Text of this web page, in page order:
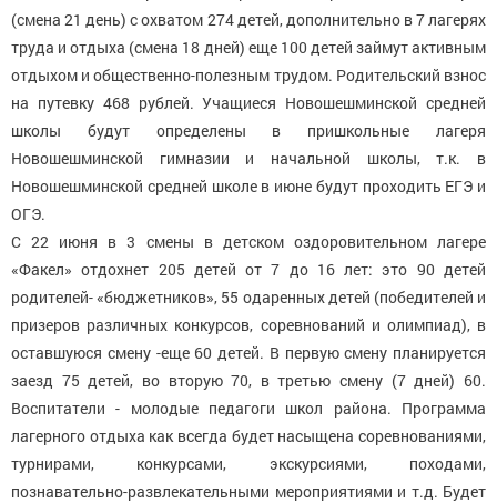
(смена 21 день) с охватом 274 детей, дополнительно в 7 лагерях
труда и отдыха (смена 18 дней) еще 100 детей займут активным
отдыхом и общественно-полезным трудом. Родительский взнос
на путевку 468 рублей. Учащиеся Новошешминской средней
школы будут определены в пришкольные лагеря
Новошешминской гимназии и начальной школы, т.к. в
Новошешминской средней школе в июне будут проходить ЕГЭ и
ОГЭ.
С 22 июня в 3 смены в детском оздоровительном лагере
«Факел» отдохнет 205 детей от 7 до 16 лет: это 90 детей
родителей- «бюджетников», 55 одаренных детей (победителей и
призеров различных конкурсов, соревнований и олимпиад), в
оставшуюся смену -еще 60 детей. В первую смену планируется
заезд 75 детей, во вторую 70, в третью смену (7 дней) 60.
Воспитатели - молодые педагоги школ района. Программа
лагерного отдыха как всегда будет насыщена соревнованиями,
турнирами, конкурсами, экскурсиями, походами,
познавательно-развлекательными мероприятиями и т.д. Будет